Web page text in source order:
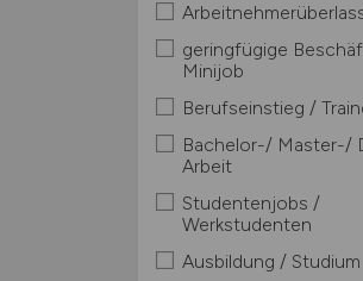
geringfügige
Minijob
Berufseinstieg /
Bachelor-/ Master-/
Arbeit
Studentenjobs /
Werkstudenten
Ausbildung / Studium